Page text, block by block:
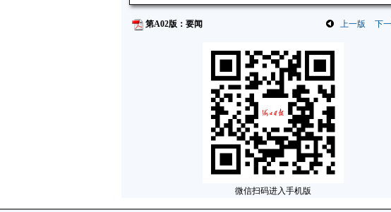
第A02版：要闻 上一版 下
微信扫码进入手机版